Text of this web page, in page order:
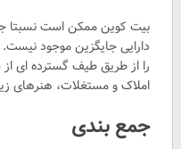
بیت کوین ممکن است نسبتا
دارایی جایگزین موجود نیست.
را از طریق طیف گسترده ای
املاک و مستغلات، هنرهای
جمع بندی